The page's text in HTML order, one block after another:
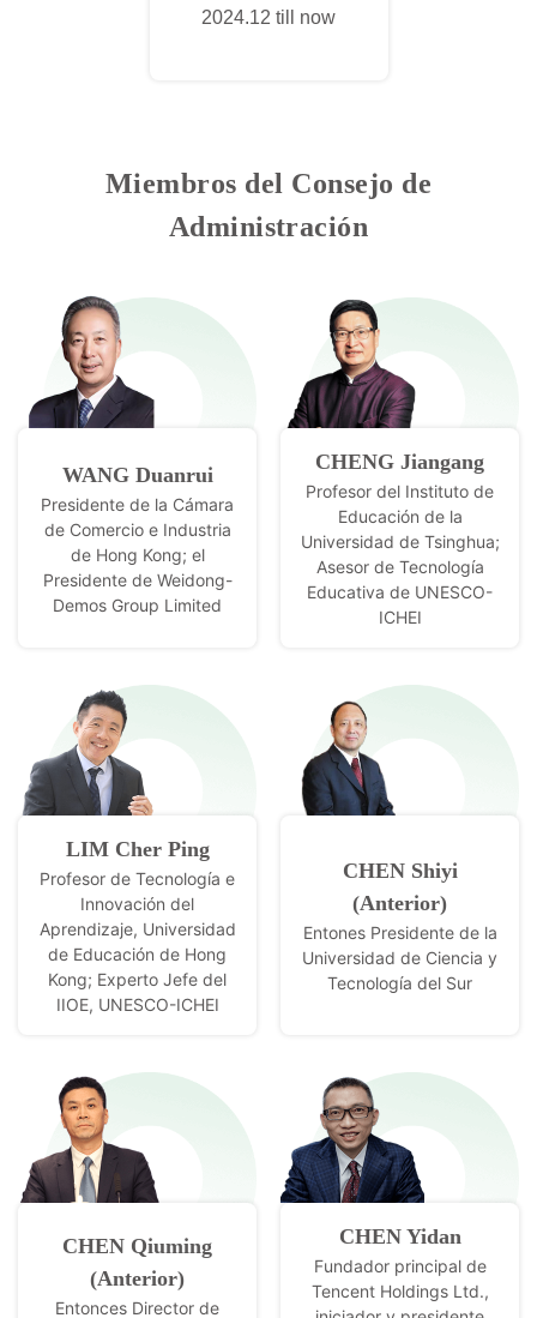
2024.12 till now
Miembros del Consejo de
Administración
WANG Duanrui
Presidente de la Cámara
de Comercio e Industria
de Hong Kong; el
Presidente de Weidong-
Demos Group Limited
CHENG Jiangang
Profesor del Instituto de
Educación de la
Universidad de Tsinghua;
Asesor de Tecnología
Educativa de UNESCO-
ICHEI
LIM Cher Ping
Profesor de Tecnología e
Innovación del
Aprendizaje, Universidad
de Educación de Hong
Kong; Experto Jefe del
IIOE, UNESCO-ICHEI
CHEN Shiyi
(Anterior)
Entones Presidente de la
Universidad de Ciencia y
Tecnología del Sur
CHEN Qiuming
(Anterior)
Entonces Director de
CHEN Yidan
Fundador principal de
Tencent Holdings Ltd.,